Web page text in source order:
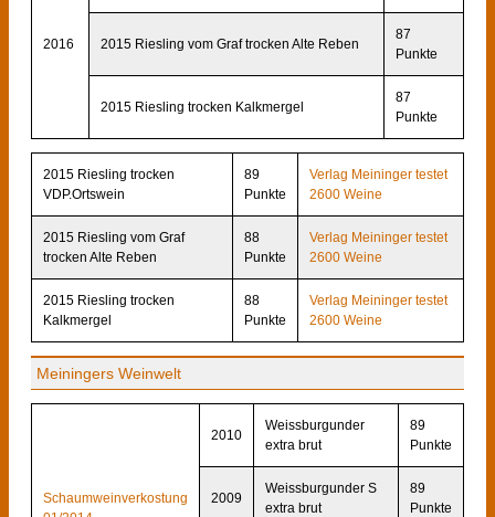
2016 2015 Riesling vom Graf trocken Alte Reben
87
Punkte
2015 Riesling trocken Kalkmergel
87
Punkte
2015 Riesling trocken
VDP.Ortswein
89
Punkte
Verlag Meininger testet
2600 Weine
2015 Riesling vom Graf
trocken Alte Reben
88
Punkte
Verlag Meininger testet
2600 Weine
2015 Riesling trocken
Kalkmergel
88
Punkte
Verlag Meininger testet
2600 Weine
Meiningers Weinwelt
Schaumweinverkostung
2010
Weissburgunder
extra brut
89
Punkte
2009
Weissburgunder S
extra brut
89
Punkte